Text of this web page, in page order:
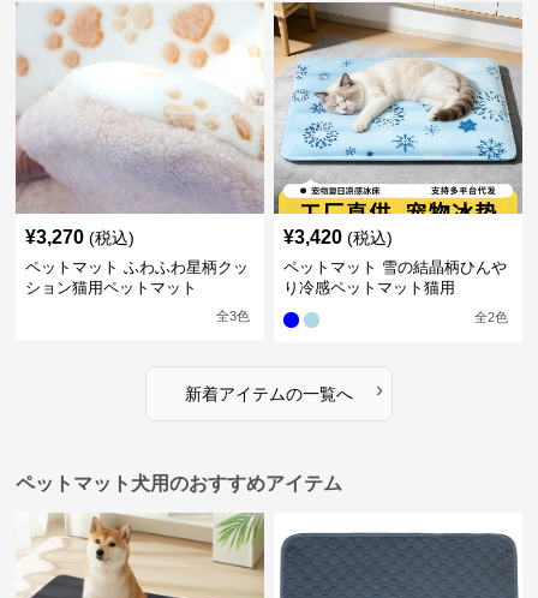
¥3,270 (税込)
ペットマット ふわふわ星柄クッ
ション猫用ペットマット
全3色
¥3,420 (税込)
ペットマット 雪の結晶柄ひんや
り冷感ペットマット猫用
全2色
新着アイテムの一覧へ ›
ペットマット犬用のおすすめアイテム